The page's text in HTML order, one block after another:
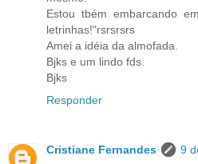
Estou tbém embarcando
letrinhas!"rsrsrsrs
Amei a idéia da almofada.
Bjks e um lindo fds.
Bjks
Responder
Cristiane Fernandes
9